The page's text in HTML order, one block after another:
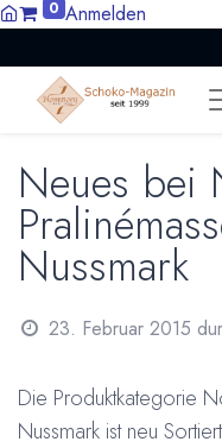
0 Anmelden
Neues bei
Nussmark
23. Februar 2015
Die Produktkategorie
Nussmark ist neu